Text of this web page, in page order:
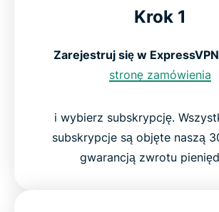
Krok 1
Zarejestruj się w ExpressVPN
stronę zamówienia
i wybierz subskrypcję.
subskrypcje są objęte naszą
gwarancją zwrotu